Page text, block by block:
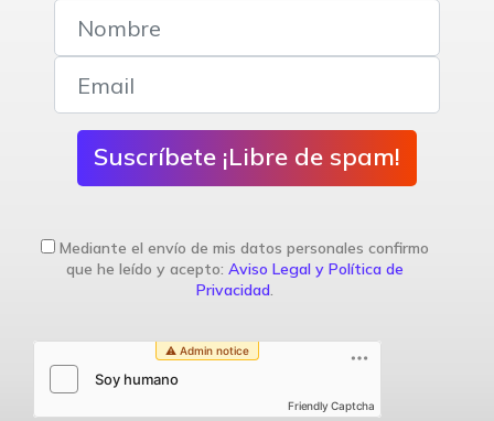
Suscríbete ¡Libre de spam!
Mediante el envío de mis datos personales confirmo
que he leído y acepto: Aviso Legal y Política de
Privacidad.
Friendly Captcha